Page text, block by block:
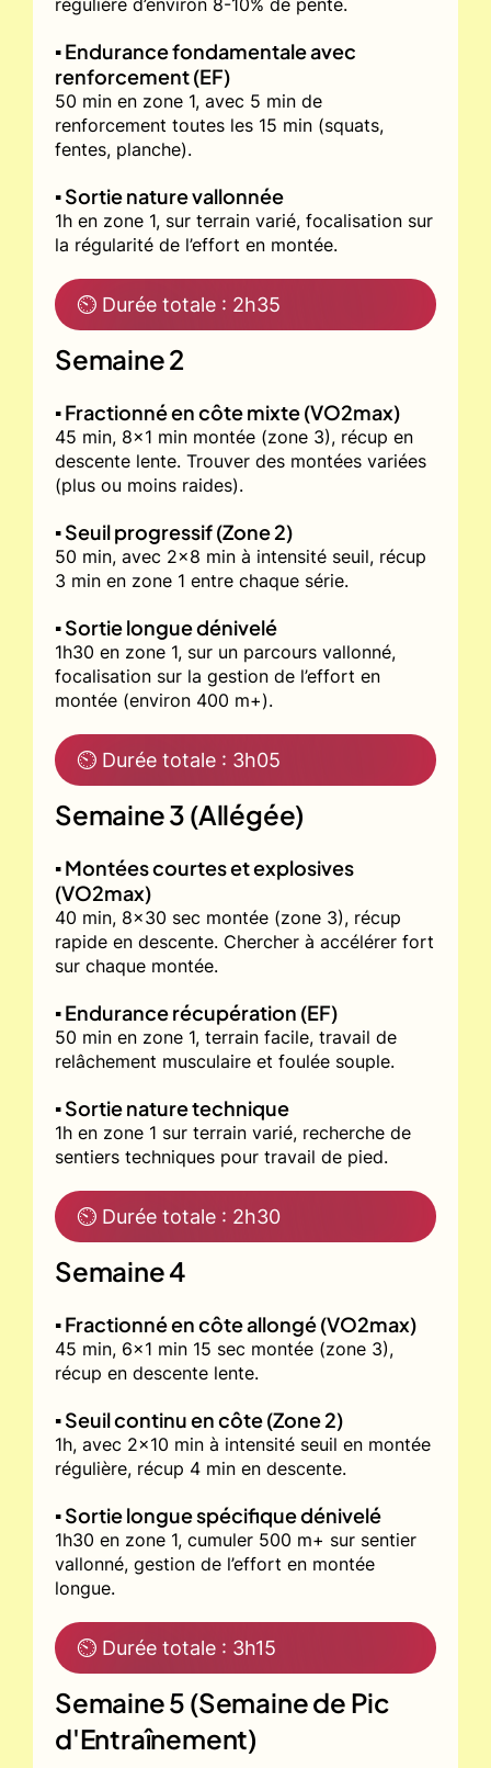
▪️ Endurance fondamentale avec
renforcement (EF)
50 min en zone 1, avec 5 min de
renforcement toutes les 15 min (squats,
fentes, planche).
▪️ Sortie nature vallonnée
1h en zone 1, sur terrain varié, focalisation sur
la régularité de l’effort en montée.
⏲ Durée totale : 2h35
Semaine 2
▪️ Fractionné en côte mixte (VO2max)
45 min, 8x1 min montée (zone 3), récup en
descente lente. Trouver des montées variées
(plus ou moins raides).
▪️ Seuil progressif (Zone 2)
50 min, avec 2x8 min à intensité seuil, récup
3 min en zone 1 entre chaque série.
▪️ Sortie longue dénivelé
1h30 en zone 1, sur un parcours vallonné,
focalisation sur la gestion de l’effort en
montée (environ 400 m+).
⏲ Durée totale : 3h05
Semaine 3 (Allégée)
▪️ Montées courtes et explosives
(VO2max)
40 min, 8x30 sec montée (zone 3), récup
rapide en descente. Chercher à accélérer fort
sur chaque montée.
▪️ Endurance récupération (EF)
50 min en zone 1, terrain facile, travail de
relâchement musculaire et foulée souple.
▪️ Sortie nature technique
1h en zone 1 sur terrain varié, recherche de
sentiers techniques pour travail de pied.
⏲ Durée totale : 2h30
Semaine 4
▪️ Fractionné en côte allongé (VO2max)
45 min, 6x1 min 15 sec montée (zone 3),
récup en descente lente.
▪️ Seuil continu en côte (Zone 2)
1h, avec 2x10 min à intensité seuil en montée
régulière, récup 4 min en descente.
▪️ Sortie longue spécifique dénivelé
1h30 en zone 1, cumuler 500 m+ sur sentier
vallonné, gestion de l’effort en montée
longue.
⏲ Durée totale : 3h15
Semaine 5 (Semaine de Pic
d'Entraînement)